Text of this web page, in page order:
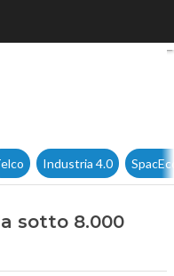
bitcoin: crolla sotto
Industria 4.0
sotto 8.000